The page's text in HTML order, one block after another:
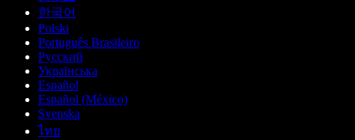
한국어
Polski
Português Brasileiro
Русский
Українська
Español
Español (México)
Svenska
ไทย